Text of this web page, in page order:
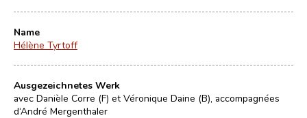
Name
Hélène Tyrtoff
Ausgezeichnetes Werk
avec Danièle Corre (F) et Véronique Daine (B), accompagnées
d‘André Mergenthaler